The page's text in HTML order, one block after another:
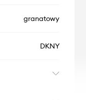
granatowy
DKNY